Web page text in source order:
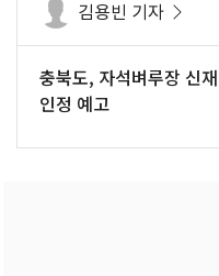
김용빈 기자
충북도, 자석벼루장 신
인정 예고